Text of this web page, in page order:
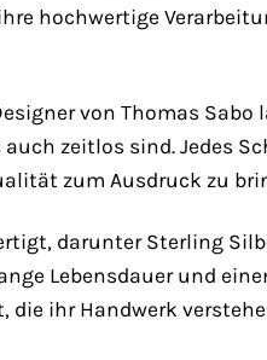
hochwertige
von Thomas Sabo
zeitlos sind. Jedes
zum Ausdruck zu
darunter Sterling
Lebensdauer und
die ihr Handwerk